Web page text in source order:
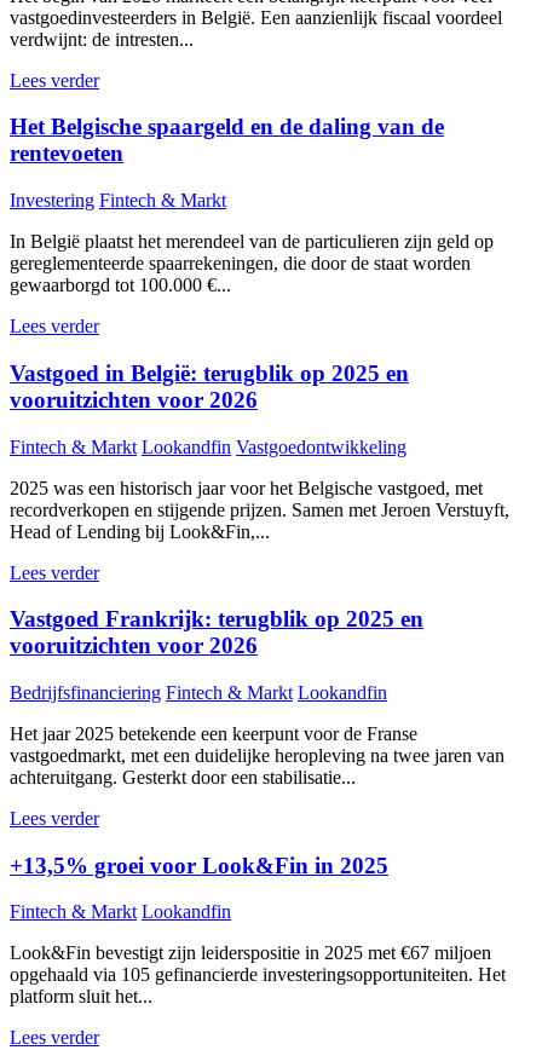
vastgoedinvesteerders in België. Een aanzienlijk fiscaal voordeel
verdwijnt: de intresten...
Lees verder
Het Belgische spaargeld en de daling van de
rentevoeten
Investering Fintech & Markt
In België plaatst het merendeel van de particulieren zijn geld op
gereglementeerde spaarrekeningen, die door de staat worden
gewaarborgd tot 100.000 €...
Lees verder
Vastgoed in België: terugblik op 2025 en
vooruitzichten voor 2026
Fintech & Markt Lookandfin Vastgoedontwikkeling
2025 was een historisch jaar voor het Belgische vastgoed, met
recordverkopen en stijgende prijzen. Samen met Jeroen Verstuyft,
Head of Lending bij Look&Fin,...
Lees verder
Vastgoed Frankrijk: terugblik op 2025 en
vooruitzichten voor 2026
Bedrijfsfinanciering Fintech & Markt Lookandfin
Het jaar 2025 betekende een keerpunt voor de Franse
vastgoedmarkt, met een duidelijke heropleving na twee jaren van
achteruitgang. Gesterkt door een stabilisatie...
Lees verder
+13,5% groei voor Look&Fin in 2025
Fintech & Markt Lookandfin
Look&Fin bevestigt zijn leiderspositie in 2025 met €67 miljoen
opgehaald via 105 gefinancierde investeringsopportuniteiten. Het
platform sluit het...
Lees verder